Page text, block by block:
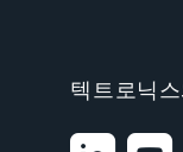
텍트로닉스